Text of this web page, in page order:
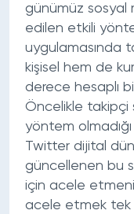
günümüz sosyal
edilen etkili
uygulamasında
kişisel hem de
derece hesaplı
Öncelikle takipçi
yöntem
Twitter dijital
güncellenen bu
için acele
acele etmek tek